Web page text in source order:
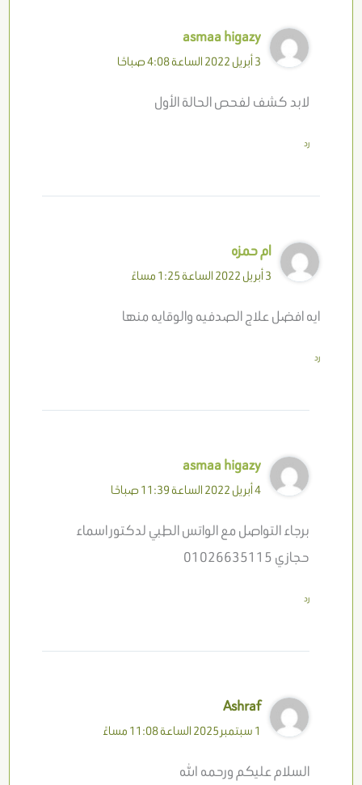
asmaa higazy
3 أبريل 2022 الساعة 4:08 صباحًا
لابد كشف لفحص الحالة الأول
رد
ام حمزه
3 أبريل 2022 الساعة 1:25 مساءً
ايه افضل علاج الصدفيه والوقايه منها
رد
asmaa higazy
4 أبريل 2022 الساعة 11:39 صباحًا
برجاء التواصل مع الواتس الطبي لدكتور اسماء
حجازي 01026635115
رد
Ashraf
1 سبتمبر 2025 الساعة 11:08 مساءً
السلام عليكم ورحمه الله